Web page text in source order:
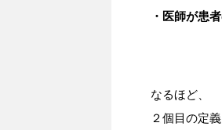
・医師が患
なるほど、
２個目の定